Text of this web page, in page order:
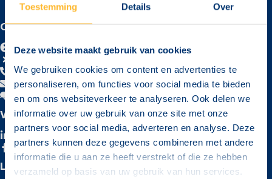
Toestemming Details Over
Deze website maakt gebruik van cookies
We gebruiken cookies om content en advertenties te
personaliseren, om functies voor social media te bieden
en om ons websiteverkeer te analyseren. Ook delen we
informatie over uw gebruik van onze site met onze
partners voor social media, adverteren en analyse. Deze
partners kunnen deze gegevens combineren met andere
informatie die u aan ze heeft verstrekt of die ze hebben
verzameld op basis van uw gebruik van hun services.
CONTACT
VCAexamen.nl
Arkeneel 25 - Veenendaal
085 - 0705318
info@vcaexamen.nl
Contactformulier
VOLG ONS
LinkedIn
Facebook
LOCATIES